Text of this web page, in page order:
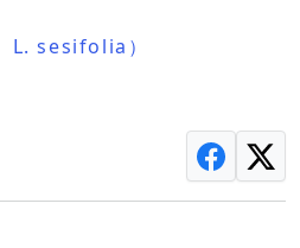
L. sesifolia）